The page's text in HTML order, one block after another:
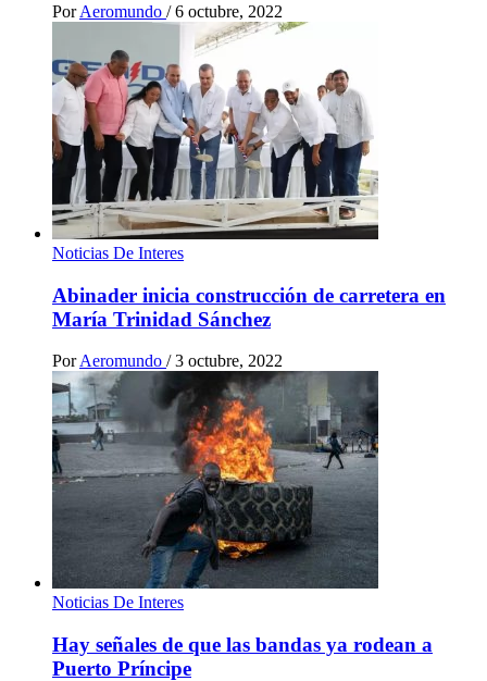
Por Aeromundo / 6 octubre, 2022
Noticias De Interes
Abinader inicia construcción de carretera en
María Trinidad Sánchez
Por Aeromundo / 3 octubre, 2022
Noticias De Interes
Hay señales de que las bandas ya rodean a
Puerto Príncipe